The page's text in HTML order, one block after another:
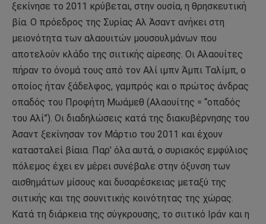
ξεκίνησε το 2011 κρύβεται, στην ουσία, η θρησκευτική
βία. Ο πρόεδρος της Συρίας Αλ Άσαντ ανήκει στη
μειονότητα των αλαουιτών μουσουλμάνων που
αποτελούν κλάδο της σιιτικής αίρεσης. Οι Αλαουίτες
πήραν το όνομά τους από τον Αλί ιμπν Άμπι Ταλίμπ, ο
οποίος ήταν ξάδελφος, γαμπρός και ο πρώτος άνδρας
οπαδός του Προφήτη Μωάμεθ (Αλαουίτης = “οπαδός
του Αλί”). Οι διαδηλώσεις κατά της διακυβέρνησης του
Άσαντ ξεκίνησαν τον Μάρτιο του 2011 και έχουν
κατασταλεί βίαια. Παρ’ όλα αυτά, ο συριακός εμφύλιος
πόλεμος έχει εν μέρει συνέβαλε στην όξυνση των
αισθημάτων μίσους και δυσαρέσκειας μεταξύ της
σιιτικής και της σουνιτικής κοινότητας της χώρας.
Κατά τη διάρκεια της σύγκρουσης, το σιιτικό Ιράν και η